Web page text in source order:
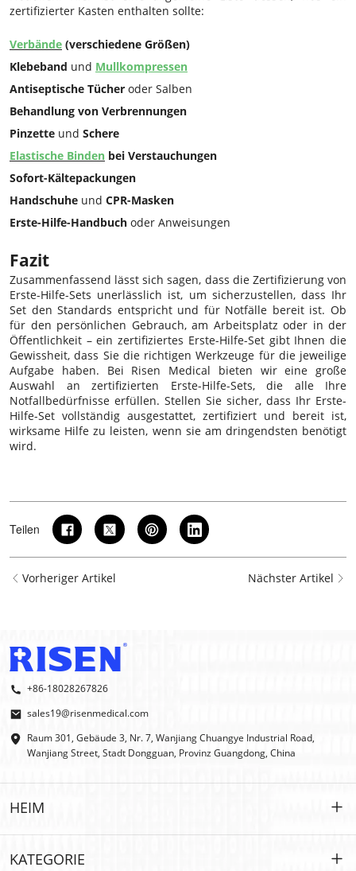
zertifizierter Kasten enthalten sollte:
Verbände (verschiedene Größen)
Klebeband und Mullkompressen
Antiseptische Tücher oder Salben
Behandlung von Verbrennungen
Pinzette und Schere
Elastische Binden bei Verstauchungen
Sofort-Kältepackungen
Handschuhe und CPR-Masken
Erste-Hilfe-Handbuch oder Anweisungen
Fazit
Zusammenfassend lässt sich sagen, dass die Zertifizierung von
Erste-Hilfe-Sets unerlässlich ist, um sicherzustellen, dass Ihr
Set den Standards entspricht und für Notfälle bereit ist. Ob
für den persönlichen Gebrauch, am Arbeitsplatz oder in der
Öffentlichkeit – ein zertifiziertes Erste-Hilfe-Set gibt Ihnen die
Gewissheit, dass Sie die richtigen Werkzeuge für die jeweilige
Aufgabe haben. Bei Risen Medical bieten wir eine große
Auswahl an zertifizierten Erste-Hilfe-Sets, die alle Ihre
Notfallbedürfnisse erfüllen. Stellen Sie sicher, dass Ihr Erste-
Hilfe-Set vollständig ausgestattet, zertifiziert und bereit ist,
wirksame Hilfe zu leisten, wenn sie am dringendsten benötigt
wird.
Teilen
Vorheriger Artikel Nächster Artikel
+86-18028267826
sales19@risenmedical.com
Raum 301, Gebäude 3, Nr. 7, Wanjiang Chuangye Industrial Road,
Wanjiang Street, Stadt Dongguan, Provinz Guangdong, China
HEIM
HEIM
KATEGORIE